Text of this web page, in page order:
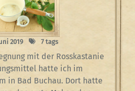
2019 7 tags
mit der Rosskastanie
hatte ich im
in Bad Buchau. Dort hatte